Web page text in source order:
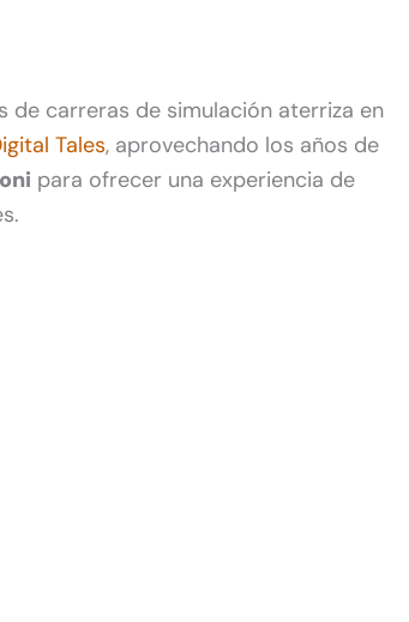
de carreras de simulación aterriza en
Tales, aprovechando los años de
para ofrecer una experiencia de